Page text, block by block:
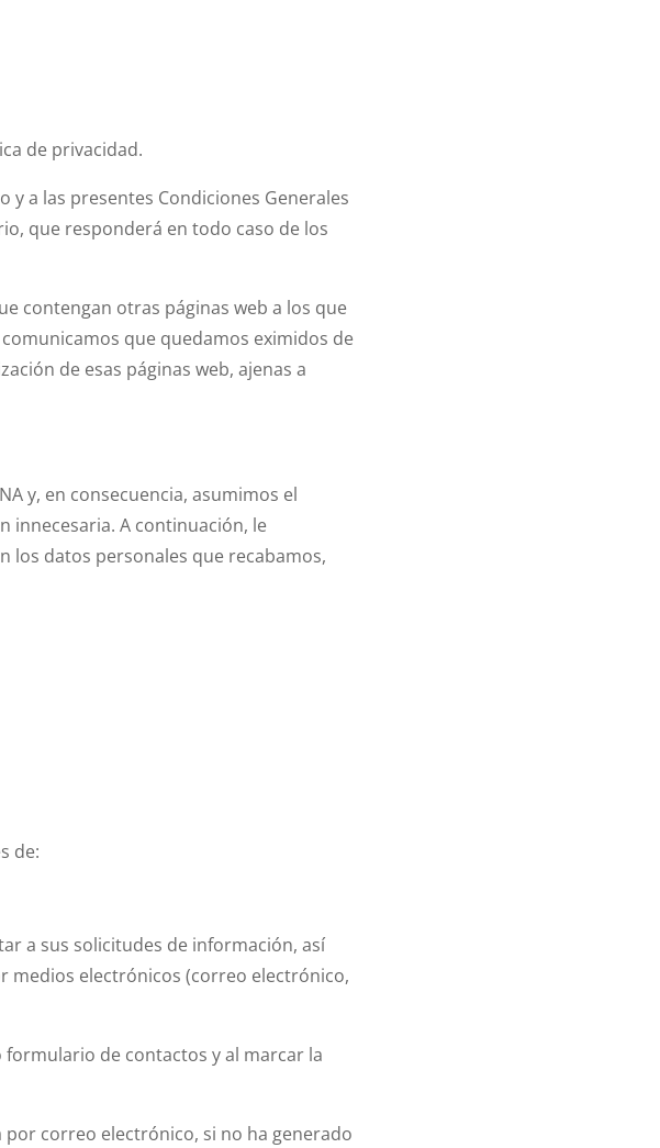
de privacidad.
a las presentes Condiciones Generales
que responderá en todo caso de los
contengan otras páginas web a los que
que quedamos eximidos de
de esas páginas web, ajenas a
y, en consecuencia, asumimos el
innecesaria. A continuación, le
los datos personales que recabamos,
de:
a sus solicitudes de información, así
medios electrónicos (correo electrónico,
de contactos y al marcar la
correo electrónico, si no ha generado